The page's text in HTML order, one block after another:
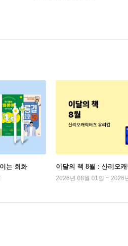
는 회화 이달의 책 8월 : 산리오
2026년 08월 01일 ~ 2026